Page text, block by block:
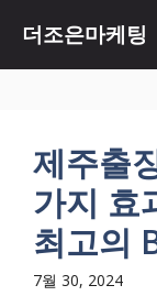
더조은마케팅
제주출
가지 효
최고의
7월 30, 2024